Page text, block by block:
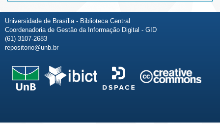
Universidade de Brasília - Biblioteca Central
Coordenadoria de Gestão da Informação Digital - GID
(61) 3107-2683
repositorio@unb.br